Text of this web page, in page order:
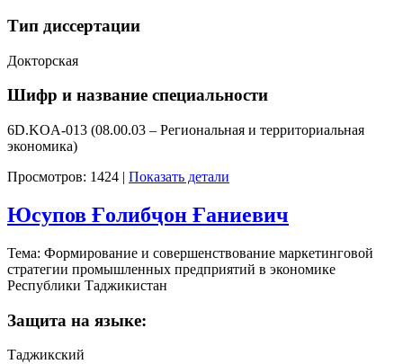
Тип диссертации
Докторская
Шифр и название специальности
6D.KOA-013 (08.00.03 – Региональная и территориальная
экономика)
Просмотров: 1424 | Показать детали
Юсупов Ғолибҷон Ғаниевич
Тема: Формирование и совершенствование маркетинговой
стратегии промышленных предприятий в экономике
Республики Таджикистан
Защита на языке:
Таджикский